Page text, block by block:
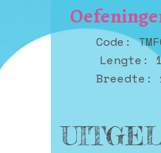
Code:
Lengte:
Breedte: